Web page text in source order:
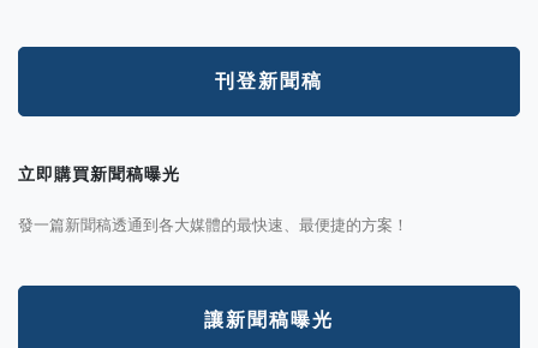
刊登新聞稿
立即購買新聞稿曝光
發一篇新聞稿透通到各大媒體的最快速、最便捷的方案！
讓新聞稿曝光